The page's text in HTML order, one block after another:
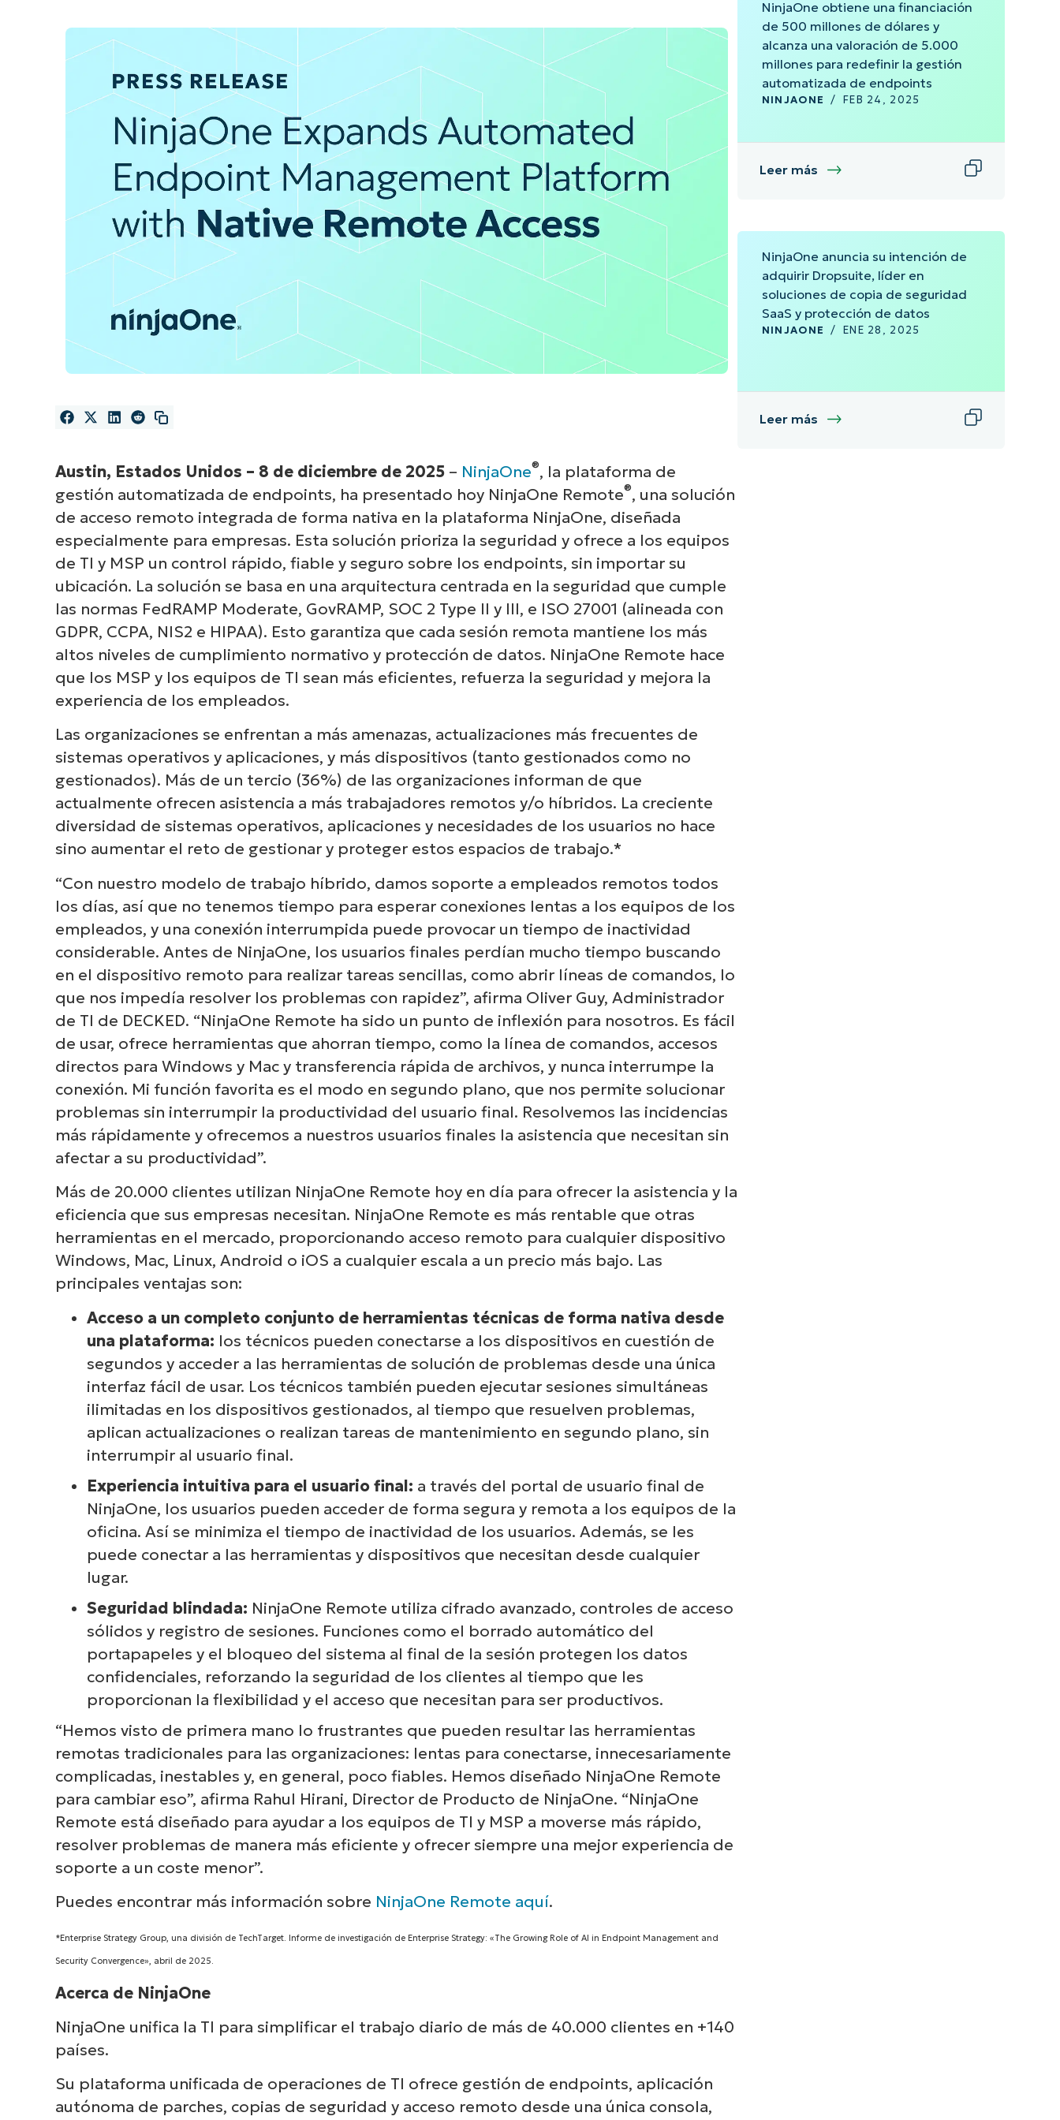
CONTACTO DE VENTAS MIRA UNA DEMO
RUTA DEL PRODUCTO
PLATAFORMA
CONTACTO DE VENTAS MIRA UNA DEMO
CONTACTO DE VENTAS MIRA UNA DEMO
CONTACTO DE VENTAS MIRA UNA DEMO
Austin, Estados Unidos – 8 de diciembre de 2025– NinjaOne®, la plataforma de
gestión automatizada de endpoints, ha presentado hoy NinjaOne Remote®, una solución
de acceso remoto integrada de forma nativa en la plataforma NinjaOne, diseñada
especialmente para empresas. Esta solución prioriza la seguridad y ofrece a los equipos
de TI y MSP un control rápido, fiable y seguro sobre los endpoints, sin importar su
ubicación. La solución se basa en una arquitectura centrada en la seguridad que cumple
las normas FedRAMP Moderate, GovRAMP, SOC 2 Type II y III, e ISO 27001 (alineada con
GDPR, CCPA, NIS2 e HIPAA). Esto garantiza que cada sesión remota mantiene los más
altos niveles de cumplimiento normativo y protección de datos. NinjaOne Remote hace
que los MSP y los equipos de TI sean más eficientes, refuerza la seguridad y mejora la
experiencia de los empleados.
Las organizaciones se enfrentan a más amenazas, actualizaciones más frecuentes de
sistemas operativos y aplicaciones, y más dispositivos (tanto gestionados como no
gestionados). Más de un tercio (36%) de las organizaciones informan de que
actualmente ofrecen asistencia a más trabajadores remotos y/o híbridos. La creciente
diversidad de sistemas operativos, aplicaciones y necesidades de los usuarios no hace
sino aumentar el reto de gestionar y proteger estos espacios de trabajo.*
“Con nuestro modelo de trabajo híbrido, damos soporte a empleados remotos todos
los días, así que no tenemos tiempo para esperar conexiones lentas a los equipos de los
empleados, y una conexión interrumpida puede provocar un tiempo de inactividad
considerable. Antes de NinjaOne, los usuarios finales perdían mucho tiempo buscando
en el dispositivo remoto para realizar tareas sencillas, como abrir líneas de comandos, lo
que nos impedía resolver los problemas con rapidez”, afirma Oliver Guy, Administrador
de TI de DECKED. “NinjaOne Remote ha sido un punto de inflexión para nosotros. Es fácil
de usar, ofrece herramientas que ahorran tiempo, como la línea de comandos, accesos
directos para Windows y Mac y transferencia rápida de archivos, y nunca interrumpe la
conexión. Mi función favorita es el modo en segundo plano, que nos permite solucionar
problemas sin interrumpir la productividad del usuario final. Resolvemos las incidencias
más rápidamente y ofrecemos a nuestros usuarios finales la asistencia que necesitan sin
afectar a su productividad”.
Más de 20.000 clientes utilizan NinjaOne Remote hoy en día para ofrecer la asistencia y la
eficiencia que sus empresas necesitan. NinjaOne Remote es más rentable que otras
herramientas en el mercado, proporcionando acceso remoto para cualquier dispositivo
Windows, Mac, Linux, Android o iOS a cualquier escala a un precio más bajo. Las
principales ventajas son:
Acceso a un completo conjunto de herramientas técnicas de forma nativa desde
una plataforma: los técnicos pueden conectarse a los dispositivos en cuestión de
segundos y acceder a las herramientas de solución de problemas desde una única
interfaz fácil de usar. Los técnicos también pueden ejecutar sesiones simultáneas
ilimitadas en los dispositivos gestionados, al tiempo que resuelven problemas,
aplican actualizaciones o realizan tareas de mantenimiento en segundo plano, sin
interrumpir al usuario final.
Experiencia intuitiva para el usuario final: a través del portal de usuario final de
NinjaOne, los usuarios pueden acceder de forma segura y remota a los equipos de la
oficina. Así se minimiza el tiempo de inactividad de los usuarios. Además, se les
puede conectar a las herramientas y dispositivos que necesitan desde cualquier
lugar.
Seguridad blindada: NinjaOne Remote utiliza cifrado avanzado, controles de acceso
sólidos y registro de sesiones. Funciones como el borrado automático del
portapapeles y el bloqueo del sistema al final de la sesión protegen los datos
confidenciales, reforzando la seguridad de los clientes al tiempo que les
proporcionan la flexibilidad y el acceso que necesitan para ser productivos.
“Hemos visto de primera mano lo frustrantes que pueden resultar las herramientas
remotas tradicionales para las organizaciones: lentas para conectarse, innecesariamente
complicadas, inestables y, en general, poco fiables. Hemos diseñado NinjaOne Remote
para cambiar eso”, afirma Rahul Hirani, Director de Producto de NinjaOne. “NinjaOne
Remote está diseñado para ayudar a los equipos de TI y MSP a moverse más rápido,
resolver problemas de manera más eficiente y ofrecer siempre una mejor experiencia de
soporte a un coste menor”.
Puedes encontrar más información sobre NinjaOne Remote aquí.
*Enterprise Strategy Group, una división de TechTarget. Informe de investigación de Enterprise Strategy: «The Growing Role of AI in Endpoint Management and
Security Convergence», abril de 2025.
Acerca de NinjaOne
NinjaOne unifica la TI para simplificar el trabajo diario de más de 40.000 clientes en +140
países.
Su plataforma unificada de operaciones de TI ofrece gestión de endpoints, aplicación
autónoma de parches, copias de seguridad y acceso remoto desde una única consola,
NinjaOne obtiene una financiación
de 500 millones de dólares y
alcanza una valoración de 5.000
millones para redefinir la gestión
automatizada de endpoints
NINJAONE / FEB 24, 2025
Leer más
NinjaOne anuncia su intención de
adquirir Dropsuite, líder en
soluciones de copia de seguridad
SaaS y protección de datos
NINJAONE / ENE 28, 2025
Leer más